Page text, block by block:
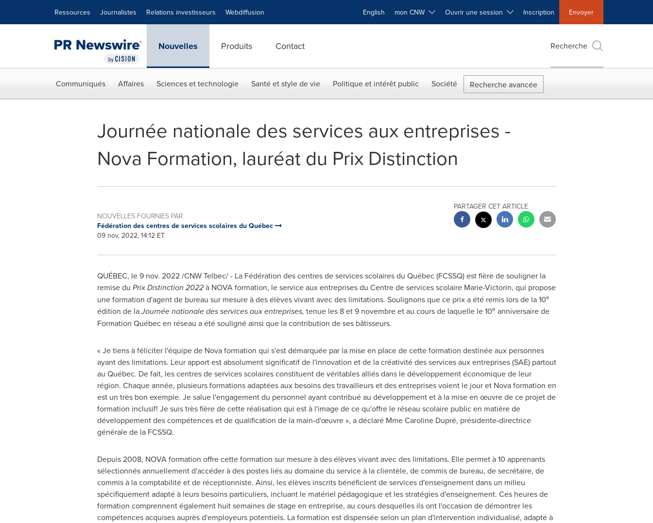
Ressources Journalistes Relations investisseurs Webdiffusion English mon CNW Ouvrir une session Inscription Envoyer
Nouvelles Produits Contact Recherche
Communiqués Affaires Sciences et technologie Santé et style de vie Politique et intérêt public Société Recherche avancée
Journée nationale des services aux entreprises -
Nova Formation, lauréat du Prix Distinction
NOUVELLES FOURNIES PAR
Fédération des centres de services scolaires du Québec
09 nov, 2022, 14:12 ET
PARTAGER CET ARTICLE
QUÉBEC, le9 nov. 2022/CNW Telbec/ - La Fédération des centres de services scolaires du Québec (FCSSQ) est fière de souligner la
remise du Prix Distinction 2022à NOVA formation, le service aux entreprises du Centre de services scolaire Marie-Victorin, qui propose
une formation d'agent de bureau sur mesure à des élèves vivant avec des limitations. Soulignons que ce prix a été remis lors de la 10e
édition de laJournée nationale des services aux entreprises, tenue les 8 et 9 novembre et au cours de laquelle le 10eanniversaire de
Formation Québec en réseau a été souligné ainsi que la contribution de ses bâtisseurs.
« Je tiens à féliciter l'équipe de Nova formation qui s'est démarquée par la mise en place de cette formation destinée aux personnes
ayant des limitations. Leur apport est absolument significatif de l'innovation et de la créativité des services aux entreprises (SAE) partout
au Québec. De fait, les centres de services scolaires constituent de véritables alliés dans le développement économique de leur
région. Chaque année, plusieurs formations adaptées aux besoins des travailleurs et des entreprises voient le jour et Nova formation en
est un très bon exemple. Je salue l'engagement du personnel ayant contribué au développement et à la mise en œuvre de ce projet de
formation inclusif! Je suis très fière de cette réalisation qui est à l'image de ce qu'offre le réseau scolaire public en matière de
développement des compétences et de qualification de la main-d'œuvre », a déclaré Mme Caroline Dupré, présidente-directrice
générale de la FCSSQ.
Depuis 2008, NOVA formation offre cette formation sur mesure à des élèves vivant avec des limitations. Elle permet à 10 apprenants
sélectionnés annuellement d'accéder à des postes liés au domaine du service à la clientèle, de commis de bureau, de secrétaire, de
commis à la comptabilité et de réceptionniste. Ainsi, les élèves inscrits bénéficient de services d'enseignement dans un milieu
spécifiquement adapté à leurs besoins particuliers, incluant le matériel pédagogique et les stratégies d'enseignement. Ces heures de
formation comprennent également huit semaines de stage en entreprise, au cours desquelles ils ont l'occasion de démontrer les
compétences acquises auprès d'employeurs potentiels. La formation est dispensée selon un plan d'intervention individualisé, adapté à